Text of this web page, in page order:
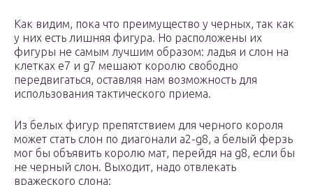
Как видим, пока что преимущество у черных, так как
у них есть лишняя фигура. Но расположены их
фигуры не самым лучшим образом: ладья и слон на
клетках e7 и g7 мешают королю свободно
передвигаться, оставляя нам возможность для
использования тактического приема.
Из белых фигур препятствием для черного короля
может стать слон по диагонали a2-g8, а белый ферзь
мог бы объявить королю мат, перейдя на g8, если бы
не черный слон. Выходит, надо отвлекать
вражеского слона: